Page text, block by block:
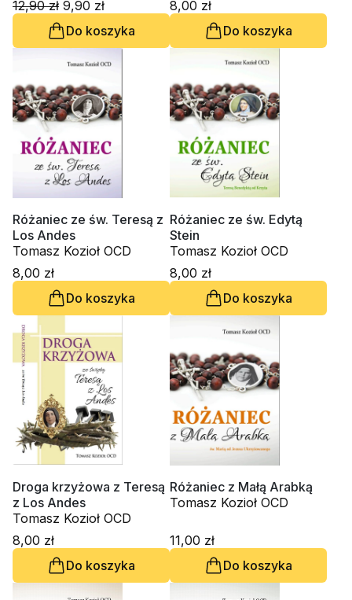
karmelitańskiego
12,90 zł 9,90 zł
Do koszyka
8,00 zł
Do koszyka
Różaniec ze św. Teresą z
Los Andes
Tomasz Kozioł OCD
8,00 zł
Do koszyka
Różaniec ze św. Edytą
Stein
Tomasz Kozioł OCD
8,00 zł
Do koszyka
Droga krzyżowa z Teresą
z Los Andes
Tomasz Kozioł OCD
8,00 zł
Do koszyka
Różaniec z Małą Arabką
Tomasz Kozioł OCD
11,00 zł
Do koszyka